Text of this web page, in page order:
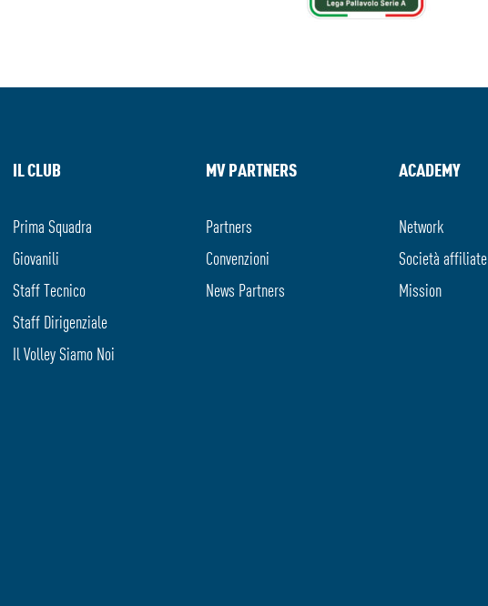
IL CLUB
Prima Squadra
Giovanili
Staff Tecnico
Staff Dirigenziale
Il Volley Siamo Noi
MV PARTNERS
Partners
Convenzioni
News Partners
ACADEMY
Network
Società affiliate
Mission